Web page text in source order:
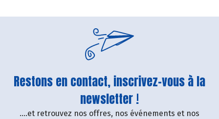
Restons en contact, inscrivez-vous à la
newsletter !
....et retrouvez nos offres, nos événements et nos